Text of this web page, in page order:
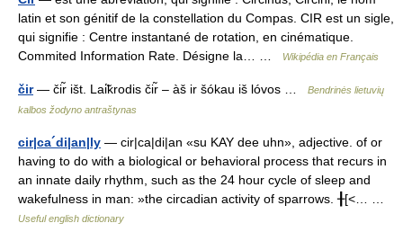
latin et son génitif de la constellation du Compas. CIR est un sigle,
qui signifie : Centre instantané de rotation, en cinématique.
Commited Information Rate. Désigne la… …
Wikipédia en Français
čir— čir̃ išt. Lai̇̃krodis čir̃ – àš ir šókau iš lóvos …
Bendrinės lietuvių
kalbos žodyno antraštynas
cir|ca´di|an|ly — cir|ca|di|an «su KAY dee uhn», adjective. of or
having to do with a biological or behavioral process that recurs in
an innate daily rhythm, such as the 24 hour cycle of sleep and
wakefulness in man: »the circadian activity of sparrows. ╂[<… …
Useful english dictionary